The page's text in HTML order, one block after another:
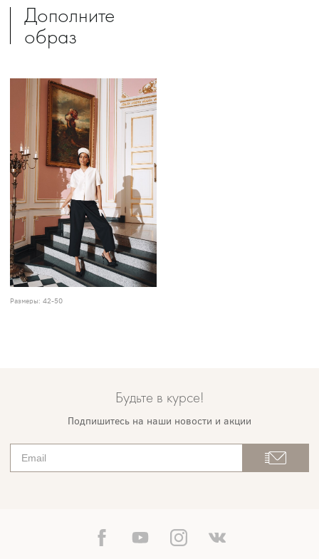
Дополните
образ
Размеры: 42-50
Будьте в курсе!
Подпишитесь на наши новости и акции